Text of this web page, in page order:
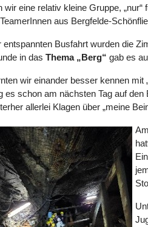
wir eine relativ kleine Gruppe,
aus Bergfelde-
entspannten Busfahrt wurden die
in das Thema „Berg“ gab es
wir einander besser kennen mit
es schon am nächsten Tag auf
allerlei Klagen über „meine